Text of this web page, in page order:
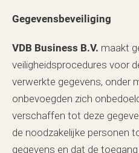
Gegevensbeveiliging
VDB Business B.V. maakt
veiligheidsprocedures voor
verwerkte gegevens, onder
onbevoegden zich
verschaffen tot deze
de noodzakelijke personen
gegevens en dat de